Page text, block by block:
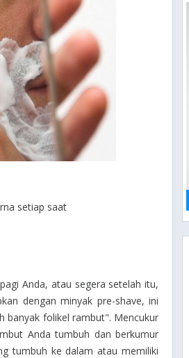
setiap saat
Anda, atau segera setelah itu,
dengan minyak pre-shave, ini
banyak folikel rambut". Mencukur
Anda tumbuh dan berkumur
tumbuh ke dalam atau memiliki